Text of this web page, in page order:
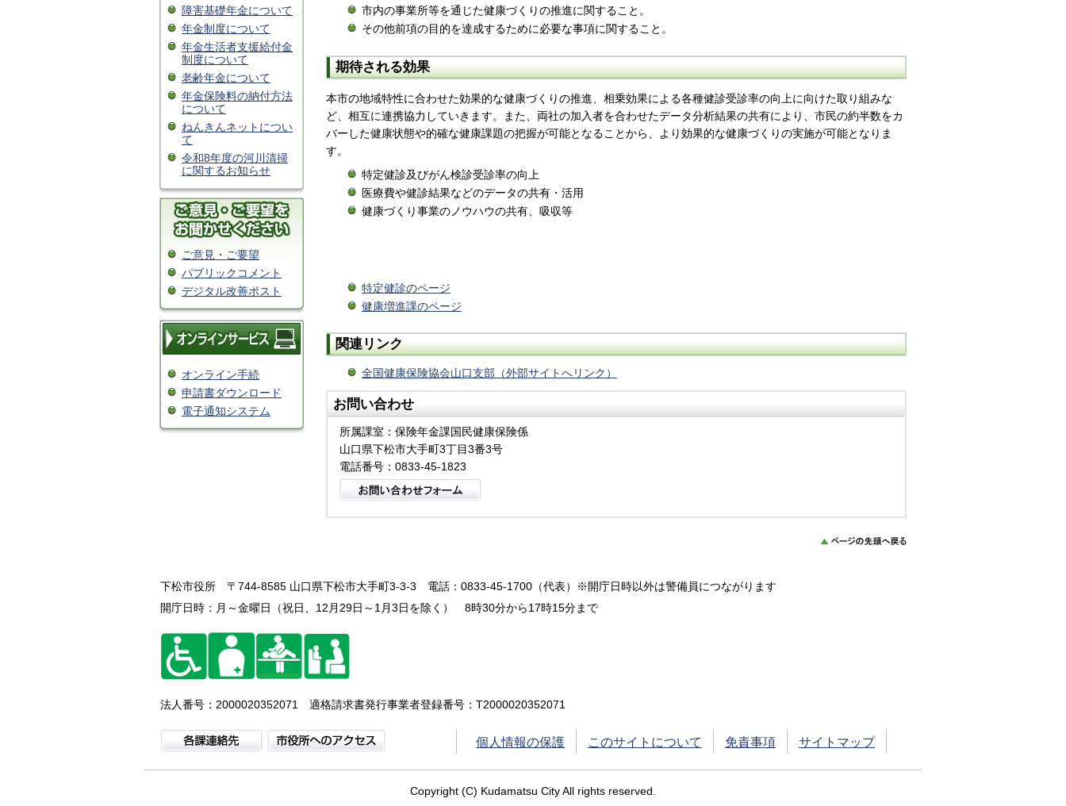
障害基礎年金について
年金制度について
年金生活者支援給付金
制度について
老齢年金について
年金保険料の納付方法
について
ねんきんネットについ
て
令和8年度の河川清掃
に関するお知らせ
ご意見・ご要望
パブリックコメント
デジタル改善ポスト
オンライン手続
申請書ダウンロード
電子通知システム
市内の事業所等を通じた健康づくりの推進に関すること。
その他前項の目的を達成するために必要な事項に関すること。
期待される効果
本市の地域特性に合わせた効果的な健康づくりの推進、相乗効果による各種健診受診率の向上に向けた取り組みな
ど、相互に連携協力していきます。また、両社の加入者を合わせたデータ分析結果の共有により、市民の約半数をカ
バーした健康状態や的確な健康課題の把握が可能となることから、より効果的な健康づくりの実施が可能となりま
す。
特定健診及びがん検診受診率の向上
医療費や健診結果などのデータの共有・活用
健康づくり事業のノウハウの共有、吸収等
特定健診のページ
健康増進課のページ
関連リンク
全国健康保険協会山口支部（外部サイトへリンク）
お問い合わせ
所属課室：保険年金課国民健康保険係
山口県下松市大手町3丁目3番3号
電話番号：0833-45-1823
下松市役所 〒744-8585 山口県下松市大手町3-3-3
電話：0833-45-1700（代表）※開庁日時以外は警備員につながります
開庁日時：月～金曜日（祝日、12月29日～1月3日を除く） 8時30分から17時15分まで
法人番号：2000020352071 適格請求書発行事業者登録番号：T2000020352071
個人情報の保護 このサイトについて 免責事項 サイトマップ
Copyright (C) Kudamatsu City All rights reserved.